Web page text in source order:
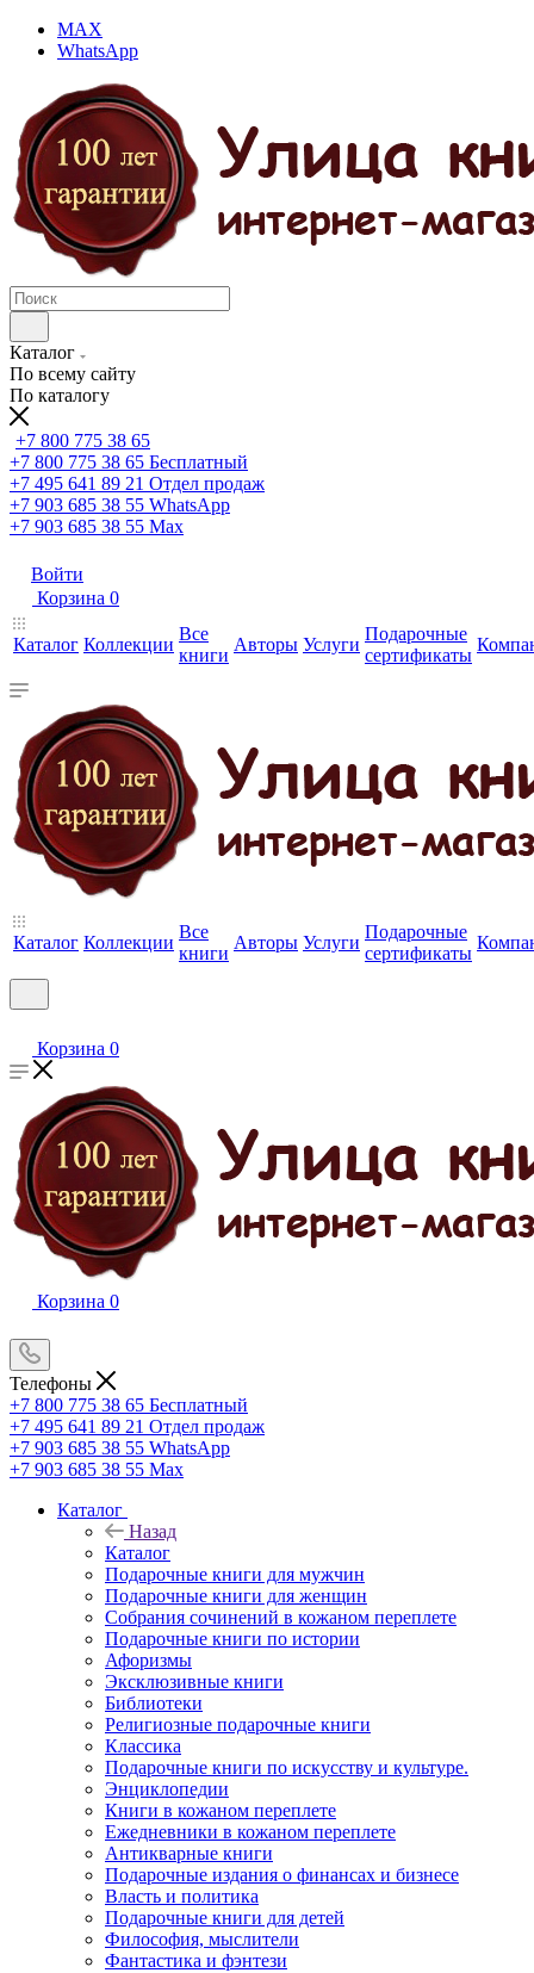
MAX
WhatsApp
Каталог
По всему сайту
По каталогу
+7 800 775 38 65
+7 800 775 38 65 Бесплатный
+7 495 641 89 21 Отдел продаж
+7 903 685 38 55 WhatsApp
+7 903 685 38 55 Max
Войти
Корзина 0
Каталог Коллекции
Все
книги
Авторы Услуги
Подарочные
сертификаты
Каталог Коллекции
Все
книги
Авторы Услуги
Подарочные
сертификаты
Корзина 0
Корзина 0
Телефоны
+7 800 775 38 65 Бесплатный
+7 495 641 89 21 Отдел продаж
+7 903 685 38 55 WhatsApp
+7 903 685 38 55 Max
Каталог
Назад
Каталог
Подарочные книги для мужчин
Подарочные книги для женщин
Собрания сочинений в кожаном переплете
Подарочные книги по истории
Афоризмы
Эксклюзивные книги
Библиотеки
Религиозные подарочные книги
Классика
Подарочные книги по искусству и культуре.
Энциклопедии
Книги в кожаном переплете
Ежедневники в кожаном переплете
Антикварные книги
Подарочные издания о финансах и бизнесе
Власть и политика
Подарочные книги для детей
Философия, мыслители
Фантастика и фэнтези